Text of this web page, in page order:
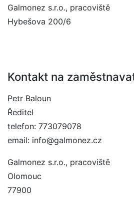
Galmonez s.r.o., pracoviště
Hybešova 200/6
Kontakt na
Petr Baloun
Ředitel
telefon: 773079078
email: info@galmonez.cz
Galmonez s.r.o., pracoviště
Olomouc
77900